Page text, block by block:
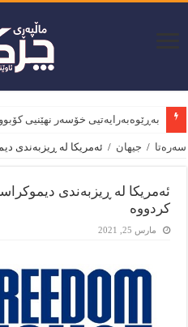
بەڕێوەبەرایەتیی خۆسەر نهێنیی
سەرەتا / جیهان / ئەمریكا لە ڕیزبەندی
ئەمریكا لە ڕیزبەندی
كردووە
مارس 25, 2021